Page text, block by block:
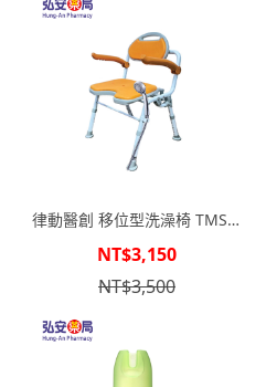
律動醫創 移位型洗澡椅 TMSC-
NT$3,150
NT$3,500